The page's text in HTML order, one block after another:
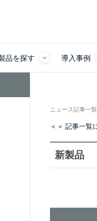
品を探す 導入事例
ニュース記事一覧
＜＜ 記事一覧
新製品